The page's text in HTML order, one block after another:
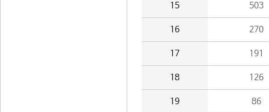
15 503
16 270
17 191
18 126
19 86